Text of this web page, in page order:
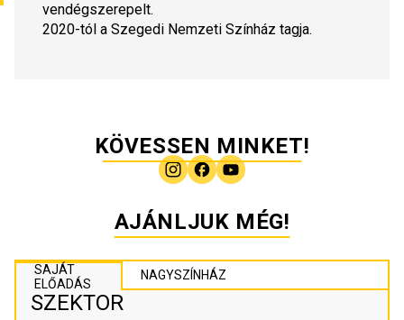
vendégszerepelt.
2020-tól a Szegedi Nemzeti Színház tagja.
KÖVESSEN MINKET!
AJÁNLJUK MÉG!
SAJÁT
ELŐADÁS
NAGYSZÍNHÁZ
SZEKTOR